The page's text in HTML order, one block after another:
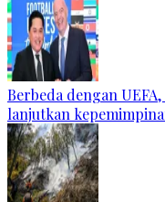
Berbeda dengan
lanjutkan